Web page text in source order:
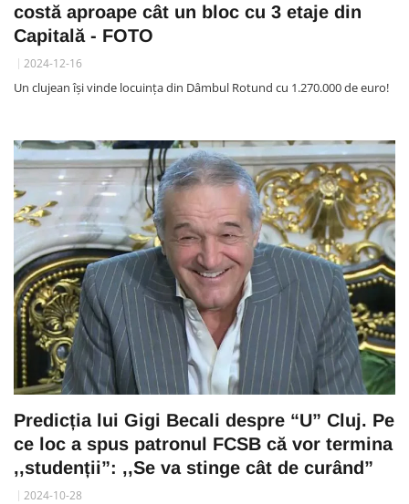
costă aproape cât un bloc cu 3 etaje din
Capitală - FOTO
2024-12-16
Un clujean își vinde locuința din Dâmbul Rotund cu 1.270.000 de euro!
Predicția lui Gigi Becali despre “U” Cluj. Pe
ce loc a spus patronul FCSB că vor termina
,,studenții”: ,,Se va stinge cât de curând”
2024-10-28